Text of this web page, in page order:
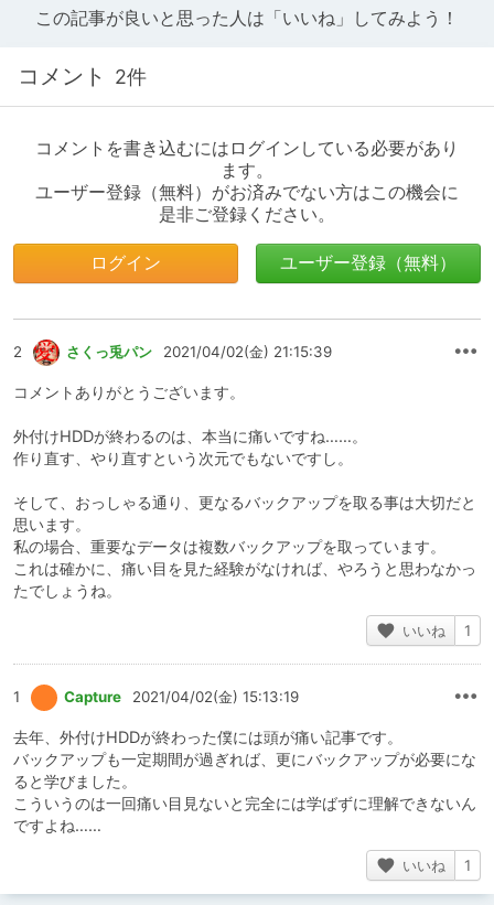
この記事が良いと思った人は「いいね」してみよう！
コメント 2件
コメントを書き込むにはログインしている必要があり
ます。
ユーザー登録（無料）がお済みでない方はこの機会に
是非ご登録ください。
ログイン ユーザー登録（無料）
2 さくっ兎パン 2021/04/02(金) 21:15:39
コメントありがとうございます。
外付けHDDが終わるのは、本当に痛いですね……。
作り直す、やり直すという次元でもないですし。
そして、おっしゃる通り、更なるバックアップを取る事は大切だと
思います。
私の場合、重要なデータは複数バックアップを取っています。
これは確かに、痛い目を見た経験がなければ、やろうと思わなかっ
たでしょうね。
いいね 1
1 Capture 2021/04/02(金) 15:13:19
去年、外付けHDDが終わった僕には頭が痛い記事です。
バックアップも一定期間が過ぎれば、更にバックアップが必要にな
ると学びました。
こういうのは一回痛い目見ないと完全には学ばずに理解できないん
ですよね……
いいね 1